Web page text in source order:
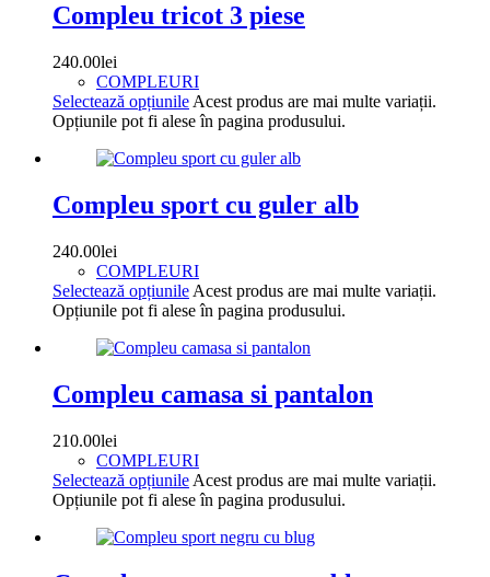
Compleu tricot 3 piese
240.00lei
COMPLEURI
Selectează opțiunile Acest produs are mai multe variații.
Opțiunile pot fi alese în pagina produsului.
Compleu sport cu guler alb
240.00lei
COMPLEURI
Selectează opțiunile Acest produs are mai multe variații.
Opțiunile pot fi alese în pagina produsului.
Compleu camasa si pantalon
210.00lei
COMPLEURI
Selectează opțiunile Acest produs are mai multe variații.
Opțiunile pot fi alese în pagina produsului.